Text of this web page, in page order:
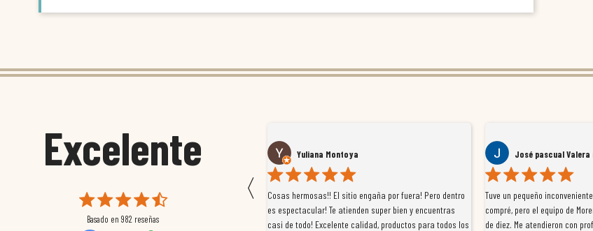
Excelente
Basado en 982 reseñas
〈
Susana García Luis
Magnífica atención al cliente. Tuvimos un pequeño
retraso en el pedido y desde el minuto uno se
preocuparon por ayudarnos en todo. Gracias a Sergio,
Yuliana Montoya
Cosas hermosas!! El sitio engaña por fuera! Pero dentro
es espectacular! Te atienden super bien y encuentras
casi de todo! Excelente calidad, productos para todos los
José pascual
Tuve un pequeño
compré, pero el equipo de
de diez. Me atendieron con